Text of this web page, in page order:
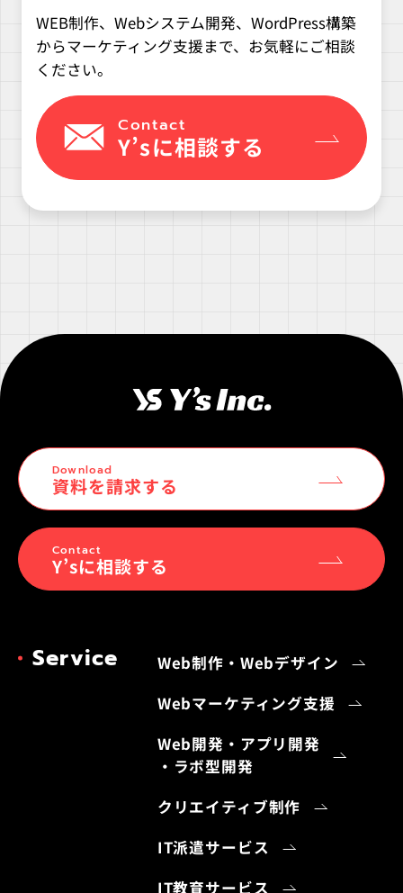
WEB制作、Webシステム開発、WordPress構築
からマーケティング支援まで、お気軽にご相談
ください。
Contact
Y’sに相談する
Download
資料を請求する
Contact
Y’sに相談する
Service
Web制作・Webデザイン
Webマーケティング支援
Web開発・アプリ開発
・ラボ型開発
クリエイティブ制作
IT派遣サービス
IT教育サービス